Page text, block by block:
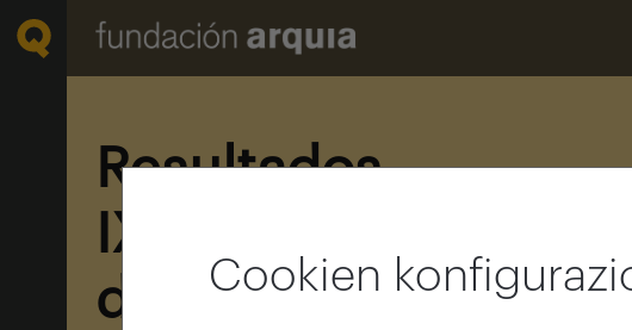
Cookien
Resultados
IX Encuesta
de Estudiantes